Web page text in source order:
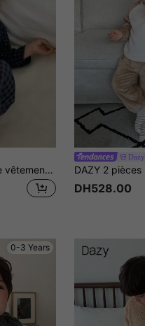
Hapijoa Ensemble de vêtements de maison pour bébé garçon, t-shirt casual à col rond de couleur unie et pantalon casual rayé. Vêtements d'automne pour tout-petits
Dazy
DH528.00
0-3 Years